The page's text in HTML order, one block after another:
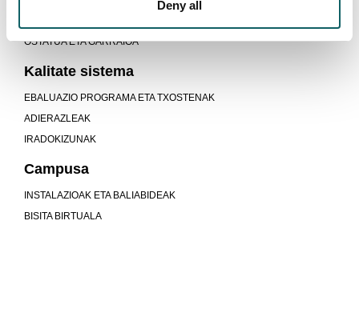
Deny all
OSTATUA ETA GARRAIOA
Kalitate sistema
EBALUAZIO PROGRAMA ETA TXOSTENAK
ADIERAZLEAK
IRADOKIZUNAK
Campusa
INSTALAZIOAK ETA BALIABIDEAK
BISITA BIRTUALA